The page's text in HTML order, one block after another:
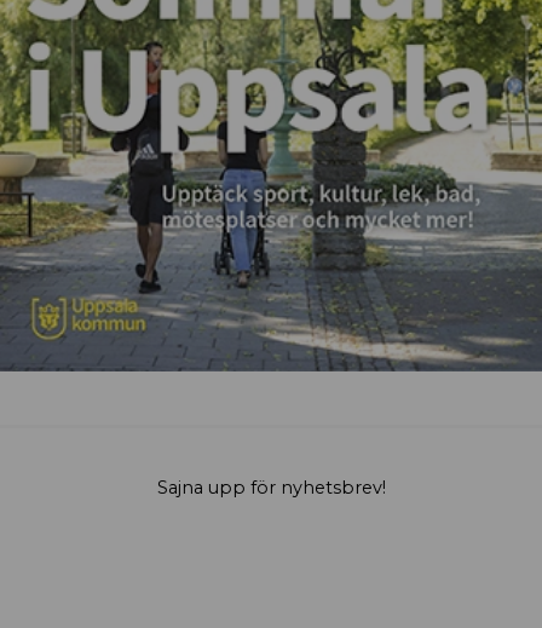
Sajna upp för nyhetsbrev!